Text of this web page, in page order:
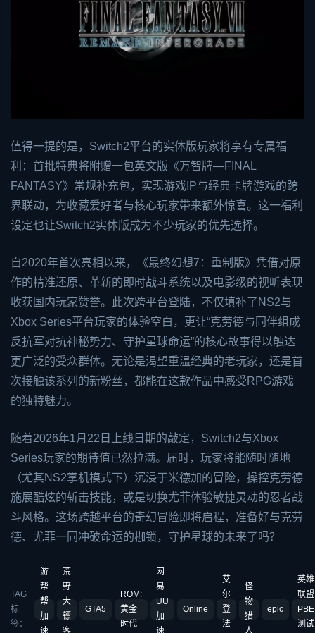
值得一提的是，Switch2平台的实体版玩家将享有专属福
利：首批特典将附赠一包英文版《万智牌—FINAL
FANTASY》常规补充包，实现游戏IP与经典卡牌游戏的跨
界联动，为收藏爱好者与核心玩家带来额外惊喜。这一福利
设定也让Switch2实体版成为不少玩家的优先选择。
自2020年首次亮相以来，《最终幻想7：重制版》凭借对原
作的精准还原、革新的即时战斗系统以及电影级的视听表现
收获国内玩家赞誉。此次跨平台登陆，不仅填补了NS2与
Xbox Series平台玩家的体验空白，更让“克劳德与同伴组成
反抗军对抗神秘势力、守护星球命运”的核心故事得以触达
更广泛的受众群体。无论是渴望重温经典的老玩家，还是首
次接触该系列的新粉丝，都能在这款作品中感受RPG游戏
的独特魅力。
随着2026年1月22日上线日期的敲定，Switch2与Xbox
Series玩家的期待值已然拉满。届时，玩家将能随时随地
（尤其NS2掌机模式下）沉浸于米德加的冒险，操控克劳德
施展酷炫的斩击技能，或是切换尤菲体验敏捷灵动的忍者战
斗风格。这场跨越平台的奇幻冒险即将启程，准备好与克劳
德、尤菲一同冲破命运的枷锁，守护星球的未来了吗？
TAG
标
签：
游
帮
帮
加
荒
野
大
镖
GTA5
ROM:
黄金
时代
网
易
UU
加
Online
艾
尔
登
法
怪
物
猎
epic
英雄
联盟
PBE
测试